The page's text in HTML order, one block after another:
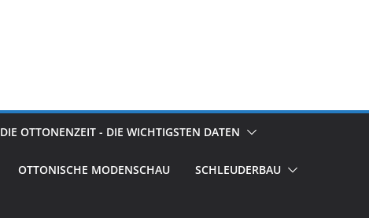
DIE OTTONENZEIT - DIE WICHTIGSTEN DATEN
OTTONISCHE MODENSCHAU SCHLEUDERBAU